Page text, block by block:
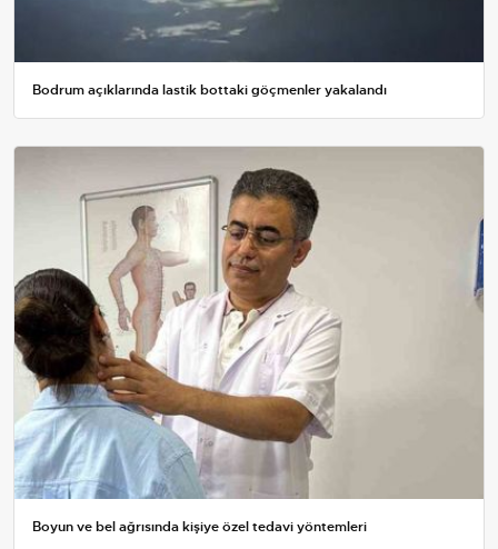
Bodrum açıklarında lastik bottaki göçmenler yakalandı
Boyun ve bel ağrısında kişiye özel tedavi yöntemleri